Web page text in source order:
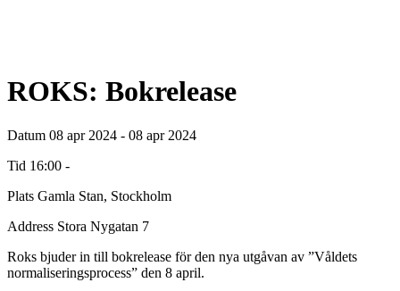
ROKS: Bokrelease
Datum 08 apr 2024 - 08 apr 2024
Tid 16:00 -
Plats Gamla Stan, Stockholm
Address Stora Nygatan 7
Roks bjuder in till bokrelease för den nya utgåvan av ”Våldets
normaliseringsprocess” den 8 april.